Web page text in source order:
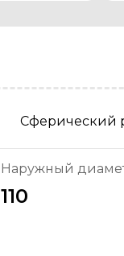
Сферический
Наружный
110